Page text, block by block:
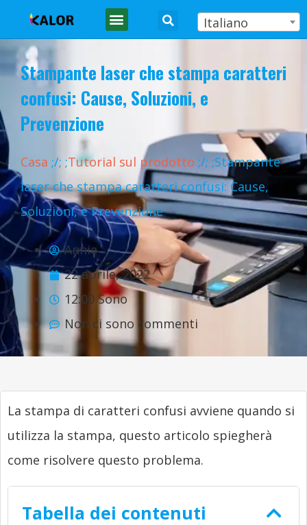
Italiano
Stampante laser che stampa caratteri
confusi: Cause, Soluzioni, e
Prevenzione
Casa ;/; ;Tutorial sul prodotto ;/; ;Stampante
laser che stampa caratteri confusi: Cause,
Soluzioni, e Prevenzione
Annie
22 aprile, 2022
12:00 Sono
Non ci sono commenti
La stampa di caratteri confusi avviene quando si
utilizza la stampa, questo articolo spiegherà
come risolvere questo problema.
Tabella dei contenuti